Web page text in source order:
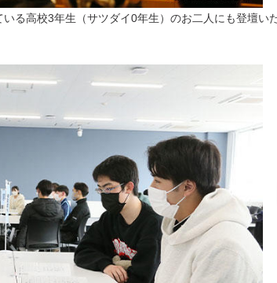
る高校3年生（サツダイ0年生）のお二人にも登壇